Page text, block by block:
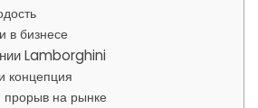
в бизнесе
Lamborghini
концепция
прорыв на рынке